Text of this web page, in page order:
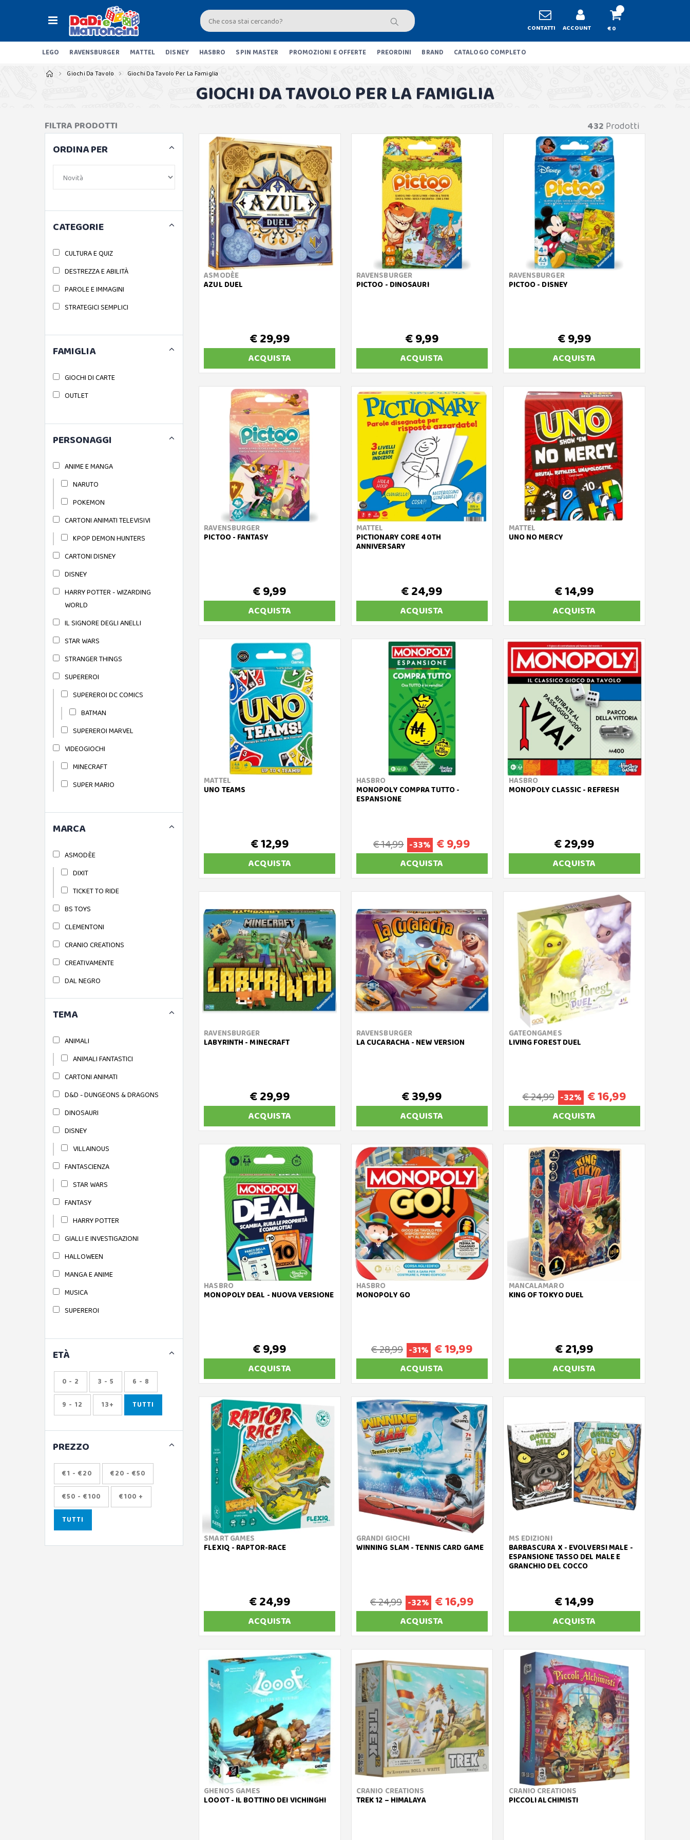
CONTATTI ACCOUNT € 0
LEGO RAVENSBURGER MATTEL DISNEY HASBRO SPIN MASTER PROMOZIONI E OFFERTE PREORDINI BRAND CATALOGO COMPLETO
Giochi Da Tavolo Giochi Da Tavolo Per La Famiglia
GIOCHI DA TAVOLO PER LA FAMIGLIA
432 Prodotti
ASMODÈE
AZUL DUEL
€ 29,99
ACQUISTA
RAVENSBURGER
PICTOO - DINOSAURI
€ 9,99
ACQUISTA
RAVENSBURGER
PICTOO - DISNEY
€ 9,99
ACQUISTA
RAVENSBURGER
PICTOO - FANTASY
€ 9,99
ACQUISTA
MATTEL
PICTIONARY CORE 40TH
ANNIVERSARY
€ 24,99
ACQUISTA
MATTEL
UNO NO MERCY
€ 14,99
ACQUISTA
MATTEL
UNO TEAMS
€ 12,99
ACQUISTA
HASBRO
MONOPOLY COMPRA TUTTO -
ESPANSIONE
€ 14,99 -33% € 9,99
ACQUISTA
HASBRO
MONOPOLY CLASSIC - REFRESH
€ 29,99
ACQUISTA
RAVENSBURGER
LABYRINTH - MINECRAFT
€ 29,99
ACQUISTA
RAVENSBURGER
LA CUCARACHA - NEW VERSION
€ 39,99
ACQUISTA
GATEONGAMES
LIVING FOREST DUEL
€ 24,99 -32% € 16,99
ACQUISTA
HASBRO
MONOPOLY DEAL - NUOVA VERSIONE
€ 9,99
ACQUISTA
HASBRO
MONOPOLY GO
€ 28,99 -31% € 19,99
ACQUISTA
MANCALAMARO
KING OF TOKYO DUEL
€ 21,99
ACQUISTA
SMART GAMES
FLEXIQ - RAPTOR-RACE
€ 24,99
ACQUISTA
GRANDI GIOCHI
WINNING SLAM - TENNIS CARD GAME
€ 24,99 -32% € 16,99
ACQUISTA
MS EDIZIONI
BARBASCURA X - EVOLVERSI MALE -
ESPANSIONE TASSO DEL MALE E
GRANCHIO DEL COCCO
€ 14,99
ACQUISTA
GHENOS GAMES
LOOOT - IL BOTTINO DEI VICHINGHI
CRANIO CREATIONS
TREK 12 – HIMALAYA
CRANIO CREATIONS
PICCOLI ALCHIMISTI
FILTRA PRODOTTI
ORDINA PER
CATEGORIE
CULTURA E QUIZ
DESTREZZA E ABILITÀ
PAROLE E IMMAGINI
STRATEGICI SEMPLICI
FAMIGLIA
GIOCHI DI CARTE
OUTLET
PERSONAGGI
ANIME E MANGA
NARUTO
POKEMON
CARTONI ANIMATI TELEVISIVI
KPOP DEMON HUNTERS
CARTONI DISNEY
DISNEY
HARRY POTTER - WIZARDING
WORLD
IL SIGNORE DEGLI ANELLI
STAR WARS
STRANGER THINGS
SUPEREROI
SUPEREROI DC COMICS
BATMAN
SUPEREROI MARVEL
VIDEOGIOCHI
MINECRAFT
SUPER MARIO
MARCA
ASMODÈE
DIXIT
TICKET TO RIDE
BS TOYS
CLEMENTONI
CRANIO CREATIONS
CREATIVAMENTE
DAL NEGRO
DEVIR
DJECO
DV GAMES
GHENOS GAMES
GIOCHI PREZIOSI
MONOPOLY
HEADU
LUDIC
CARDS
HELVETIQ
LEGAMI
VINTAGE MEMORIES
LITTLE ROCKET GAMES
LUCKY DUCK GAMES
MANCALAMARO
TEMA
ANIMALI
ANIMALI FANTASTICI
CARTONI ANIMATI
D&D - DUNGEONS & DRAGONS
DINOSAURI
DISNEY
VILLAINOUS
FANTASCIENZA
STAR WARS
FANTASY
HARRY POTTER
GIALLI E INVESTIGAZIONI
HALLOWEEN
MANGA E ANIME
MUSICA
SUPEREROI
ETÀ
0 - 2 3 - 5 6 - 8
9 - 12 13+ TUTTI
PREZZO
€1 - €20 €20 - €50
€50 - €100 €100 +
TUTTI